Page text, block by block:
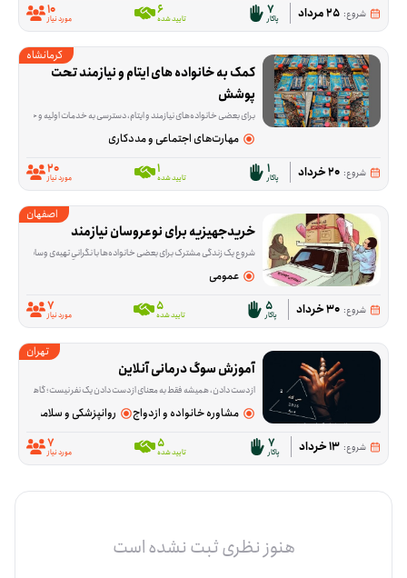
شروع: 25 مرداد 7
پاکار 6
تایید شده 10
مورد نیاز
کرمانشاه
پوشش
برای بعضی خانواده‌های نیازمند و ایتام، دسترسی به خدمات اولیه و حمایت به‌موقع یک نیاز جدی است. این فرصت برای کمک به همین خانواده‌ها شکل گرفته تا بخشی از فشارهای معیشتی و روزمره‌شان کمتر شود و در
مهارت‌های اجتماعی و مددکاری
شروع: 20 خرداد 1پاکار 1تایید شده 20
مورد نیاز
اصفهان
خریدجهیزیه برای نوعروسان نیازمند
شروع یک زندگی مشترک برای بعضی خانواده‌ها با نگرانیِ تهیه‌ی وسایل اولیه خانه همراه است. این فرصت برای کمک به خرید جهیزیه نوعروسانی شکل گرفته که در آستانه ازدواج هستند و
عمومی
شروع: 30 خرداد 5
پاکار 5
تایید شده 7
مورد نیاز
تهران
آموزش سوگ درمانی آنلاین
از دست دادن، همیشه فقط به معنای از دست دادن یک نفر نیست؛ گاهی آدم‌ها با فقدان آرامش، امنیت یا بخشی از زندگی روزمره‌شان هم درگیر می‌شوند و حرف زدن
مشاوره خانواده و ازدواج روانپزشکی و سلامت روان
شروع: 13 خرداد 7
پاکار 5
تایید شده 7
مورد نیاز
هنوز نظری ثبت نشده است